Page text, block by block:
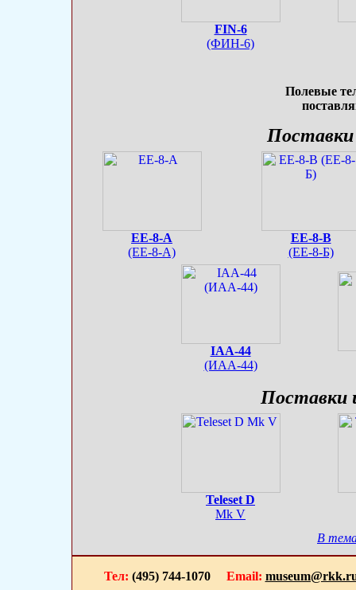
FIN-6
(ФИН-6)
Полевые
EE-8-A
(EE-8-А)
EE-8-B
(EE-8-Б)
IAA-44
(ИАА-44)
Поставки
Teleset D
Mk V
В
Тел: (495) 744-1070 Email: